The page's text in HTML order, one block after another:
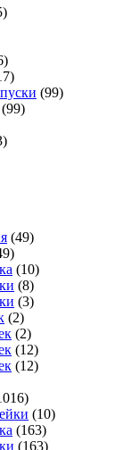
(99)
(99)
(49)
(10)
(8)
(3)
(2)
(2)
(12)
(12)
(10)
(163)
(163)